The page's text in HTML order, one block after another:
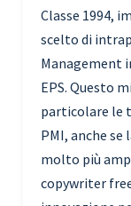
Classe 1994,
scelto di
Management
EPS. Questo
particolare le
PMI, anche
molto più
copywriter